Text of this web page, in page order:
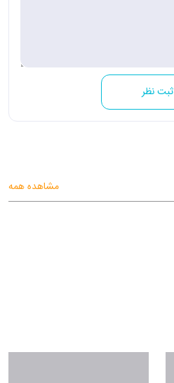
ثبت نظر
مشاهده همه